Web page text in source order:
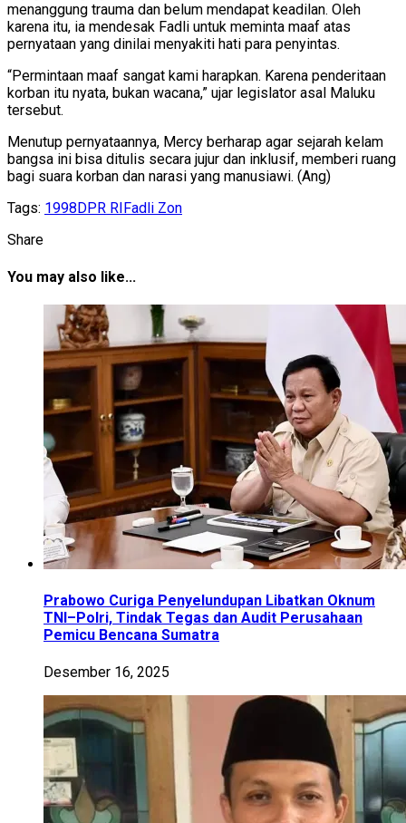
menanggung trauma dan belum mendapat keadilan. Oleh
karena itu, ia mendesak Fadli untuk meminta maaf atas
pernyataan yang dinilai menyakiti hati para penyintas.
“Permintaan maaf sangat kami harapkan. Karena penderitaan
korban itu nyata, bukan wacana,” ujar legislator asal Maluku
tersebut.
Menutup pernyataannya, Mercy berharap agar sejarah kelam
bangsa ini bisa ditulis secara jujur dan inklusif, memberi ruang
bagi suara korban dan narasi yang manusiawi. (Ang)
Tags: 1998 DPR RI Fadli Zon
Share
You may also like...
Prabowo Curiga Penyelundupan Libatkan Oknum
TNI–Polri, Tindak Tegas dan Audit Perusahaan
Pemicu Bencana Sumatra
Desember 16, 2025